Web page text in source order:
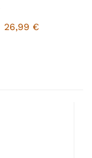
26,99 €